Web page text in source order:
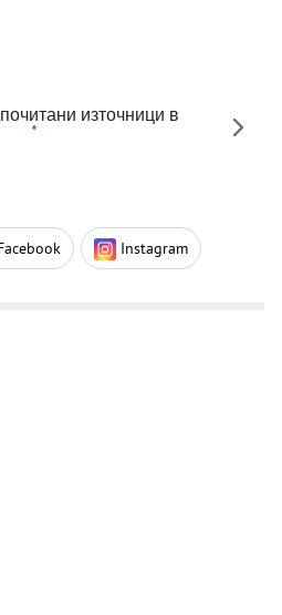
източници в
Instagram